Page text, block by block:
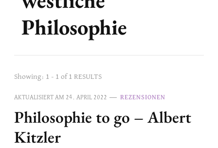
Philosophie
Showing: 1 - 1 of 1 RESULTS
AKTUALISIERT AM 24. APRIL 2022 REZENSIONEN
Philosophie to go – Albert
Kitzler